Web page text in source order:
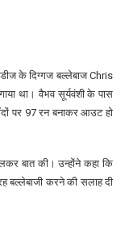
के दिग्गज बल्लेबाजChris
था। वैभव सूर्यवंशी के पास
पर 97 रन बनाकर आउट हो
बात की। उन्होंने कहा कि
बल्लेबाजी करने की सलाह दी